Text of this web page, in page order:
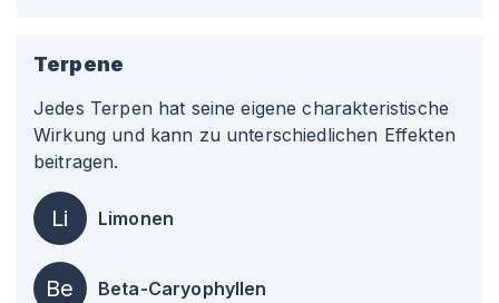
Terpene
Jedes Terpen hat seine eigene charakteristische
Wirkung und kann zu unterschiedlichen Effekten
beitragen.
Li Limonen
Be Beta-Caryophyllen